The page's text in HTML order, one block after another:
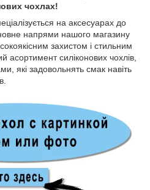
чохлах!
на аксесуарах до
напрями нашого магазину
захистом і стильним
силіконових чохлів,
які задовольнять смак навіть
споживачів.